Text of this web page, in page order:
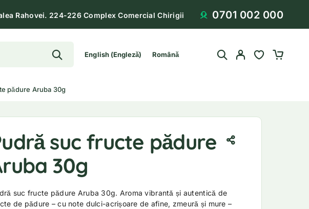
Rahovei. 224-226 Complex Comercial Chirigii 0701 002 000
English(Engleză) Română
pădure Aruba 30g
suc fructe pădure
30g
suc fructe pădure Aruba 30g. Aroma vibrantă și autentică de
de pădure – cu note dulci-acrișoare de afine, zmeură și mure –